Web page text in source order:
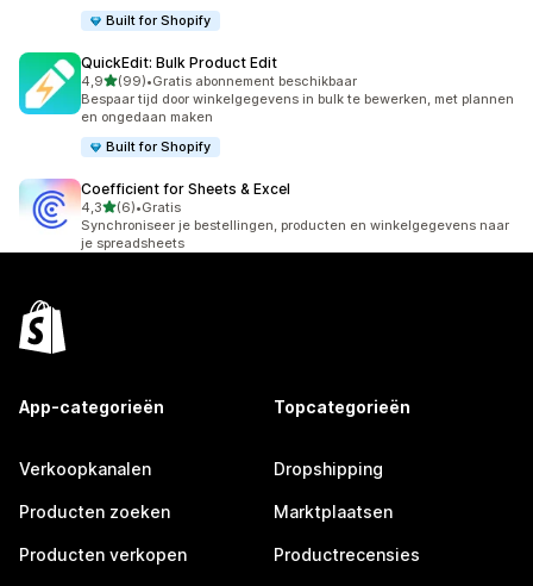
Built for Shopify
QuickEdit: Bulk Product Edit
4,9van 5 sterren
(99)
99 recensies in totaal
•Gratis abonnement beschikbaar
Bespaar tijd door winkelgegevens in bulk te bewerken, met plannen
en ongedaan maken
Built for Shopify
Coefficient for Sheets & Excel
4,3van 5 sterren
(6)
6 recensies in totaal
•Gratis
Synchroniseer je bestellingen, producten en winkelgegevens naar
je spreadsheets
App-categorieën
Verkoopkanalen
Producten zoeken
Producten verkopen
Topcategorieën
Dropshipping
Marktplaatsen
Productrecensies